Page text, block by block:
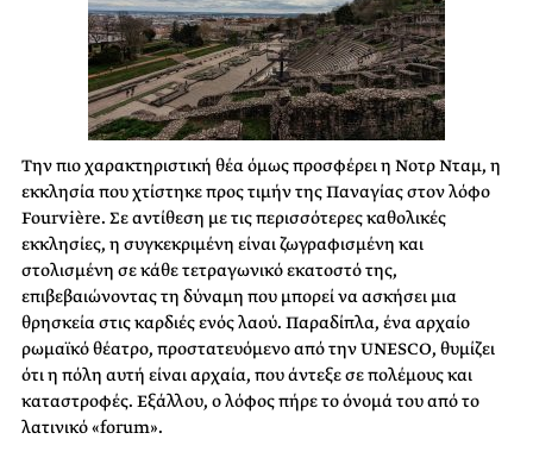
Την πιο χαρακτηριστική θέα όμως προσφέρει η Νοτρ Νταμ, η
εκκλησία που χτίστηκε προς τιμήν της Παναγίας στον λόφο
Fourvière. Σε αντίθεση με τις περισσότερες καθολικές
εκκλησίες, η συγκεκριμένη είναι ζωγραφισμένη και
στολισμένη σε κάθε τετραγωνικό εκατοστό της,
επιβεβαιώνοντας τη δύναμη που μπορεί να ασκήσει μια
θρησκεία στις καρδιές ενός λαού. Παραδίπλα, ένα αρχαίο
ρωμαϊκό θέατρο, προστατευόμενο από την UNESCO, θυμίζει
ότι η πόλη αυτή είναι αρχαία, που άντεξε σε πολέμους και
καταστροφές. Εξάλλου, ο λόφος πήρε το όνομά του από το
λατινικό «forum».